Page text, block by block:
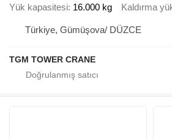
Yük kapasitesi 16.000 kg Kaldırma
Türkiye, Gümüşova/ DÜZCE
TGM TOWER CRANE